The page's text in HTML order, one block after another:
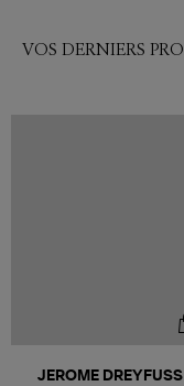
VOS DERNIERS
JEROME DREYFUSS